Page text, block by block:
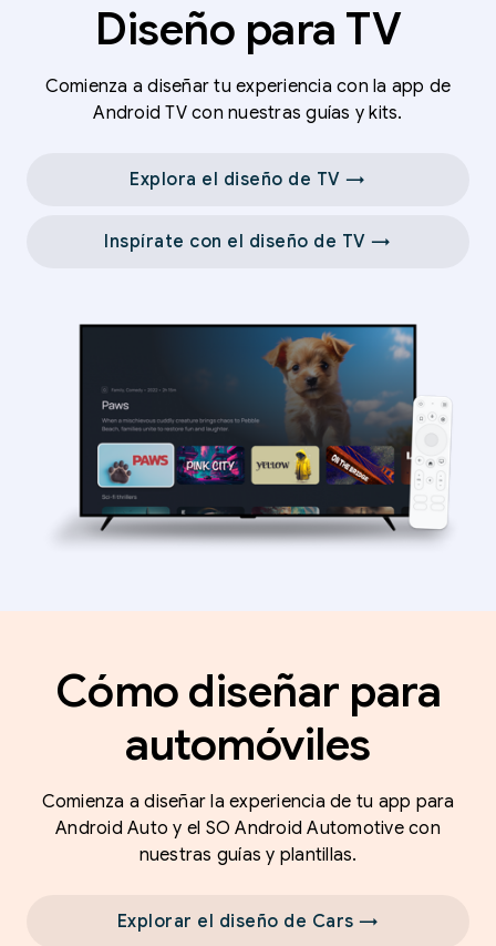
Diseño para TV
Comienza a diseñar tu experiencia con la app de
Android TV con nuestras guías y kits.
Explora el diseño de TV →
Inspírate con el diseño de TV →
Cómo diseñar para
automóviles
Comienza a diseñar la experiencia de tu app para
Android Auto y el SO Android Automotive con
nuestras guías y plantillas.
Explorar el diseño de Cars →